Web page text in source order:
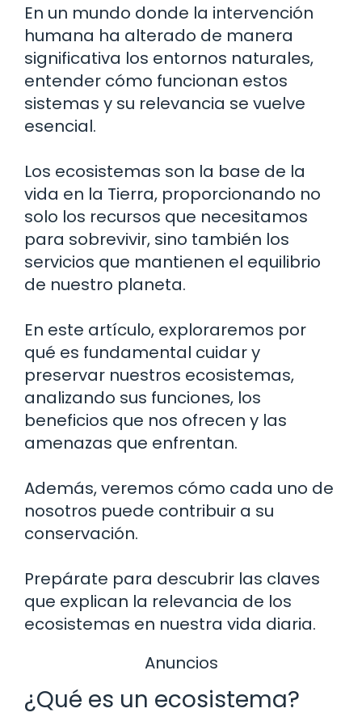
En un mundo donde la intervención
humana ha alterado de manera
significativa los entornos naturales,
entender cómo funcionan estos
sistemas y su relevancia se vuelve
esencial.
Los ecosistemas son la base de la
vida en la Tierra, proporcionando no
solo los recursos que necesitamos
para sobrevivir, sino también los
servicios que mantienen el equilibrio
de nuestro planeta.
En este artículo, exploraremos por
qué es fundamental cuidar y
preservar nuestros ecosistemas,
analizando sus funciones, los
beneficios que nos ofrecen y las
amenazas que enfrentan.
Además, veremos cómo cada uno de
nosotros puede contribuir a su
conservación.
Prepárate para descubrir las claves
que explican la relevancia de los
ecosistemas en nuestra vida diaria.
Anuncios
¿Qué es un ecosistema?